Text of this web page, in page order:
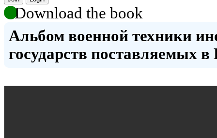
Download the book
Альбом военной техники
государств поставляемых